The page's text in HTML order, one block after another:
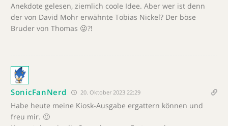
Anekdote gelesen, ziemlich coole Idee. Aber wer ist denn
der von David Mohr erwähnte Tobias Nickel? Der böse
Bruder von Thomas 😜?!
SonicFanNerd 20. Oktober 2023 22:29
Habe heute meine Kiosk-Ausgabe ergattern können und
freu mir. 🙂